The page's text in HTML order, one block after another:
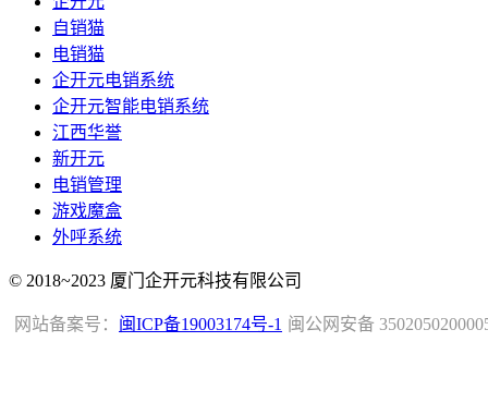
自销猫
电销猫
企开元电销系统
企开元智能电销系统
江西华誉
新开元
电销管理
游戏魔盒
外呼系统
© 2018~2023 厦门企开元科技有限公司
闽公网安备
网站备案号： 闽ICP备19003174号-1